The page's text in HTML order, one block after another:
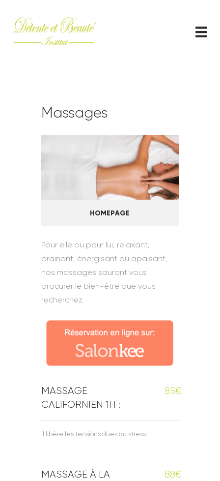
Massages
HOMEPAGE
Pour elle ou pour lui, relaxant,
drainant, énergisant ou apaisant,
nos massages sauront vous
procurer le bien-être que vous
recherchez.
MASSAGE
CALIFORNIEN 1H :
85€
Il libère les tensions dues au stress.
MASSAGE À LA
88€